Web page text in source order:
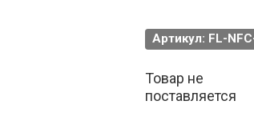
Артикул: FL-
Товар не
поставляется